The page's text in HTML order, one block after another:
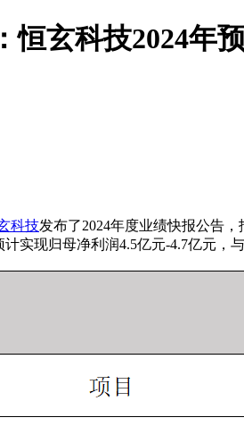
恒玄科技2024年
科技发布了2024年度业绩快报公告
计实现归母净利润4.5亿元-4.7亿元，